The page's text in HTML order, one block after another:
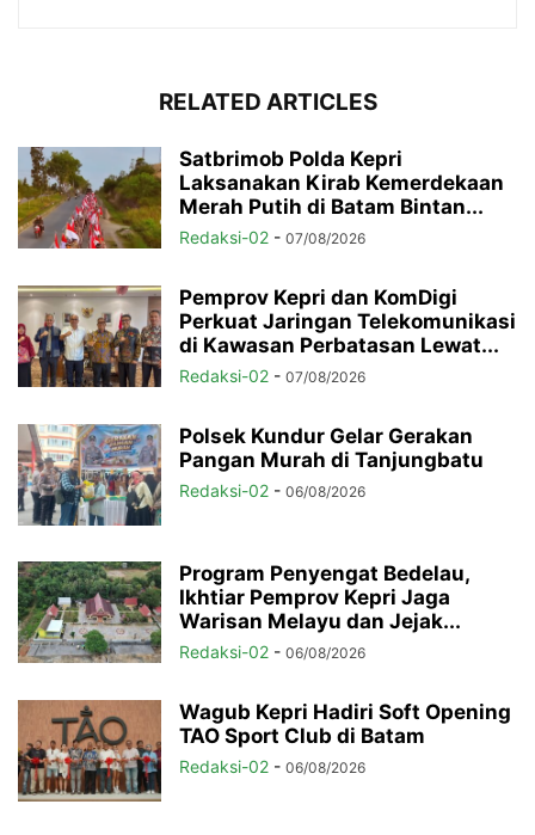
RELATED ARTICLES
Satbrimob Polda Kepri
Laksanakan Kirab Kemerdekaan
Merah Putih di Batam Bintan...
Redaksi-02 - 07/08/2026
Pemprov Kepri dan KomDigi
Perkuat Jaringan Telekomunikasi
di Kawasan Perbatasan Lewat...
Redaksi-02 - 07/08/2026
Polsek Kundur Gelar Gerakan
Pangan Murah di Tanjungbatu
Redaksi-02 - 06/08/2026
Program Penyengat Bedelau,
Ikhtiar Pemprov Kepri Jaga
Warisan Melayu dan Jejak...
Redaksi-02 - 06/08/2026
Wagub Kepri Hadiri Soft Opening
TAO Sport Club di Batam
Redaksi-02 - 06/08/2026